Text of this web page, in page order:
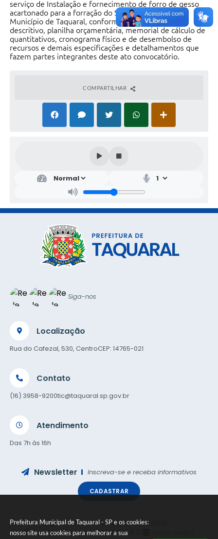
Prefeitura Municipal de Taquaral - SP e os cookies:
nosso site usa cookies para melhorar a sua
serviço de Instalação e fornecimento de forro de gesso
acartonado para a forração do Salão de Eventos do
Município de Taquaral, conforme projeto, memorial
descritivo, planilha orçamentária, memorial de cálculo de
quantitativos, cronograma físico e de desembolso de
recursos e demais especificações e detalhamentos que
fazem partes integrantes deste ato convocatório.
COMPARTILHAR
Siga-nos
Localização
Rua do Cafezal, 530, CentroCEP: 14765-021
Contato
(16) 3958-9200tic@taquaral.sp.gov.br
Atendimento
Das 7h às 16h
Newsletter Inscreva-se e receba informativos
CADASTRAR
Versão do Sistema:3.5.3 - 19/06/2026
Portal atualizado em:05/08/2026 16:07